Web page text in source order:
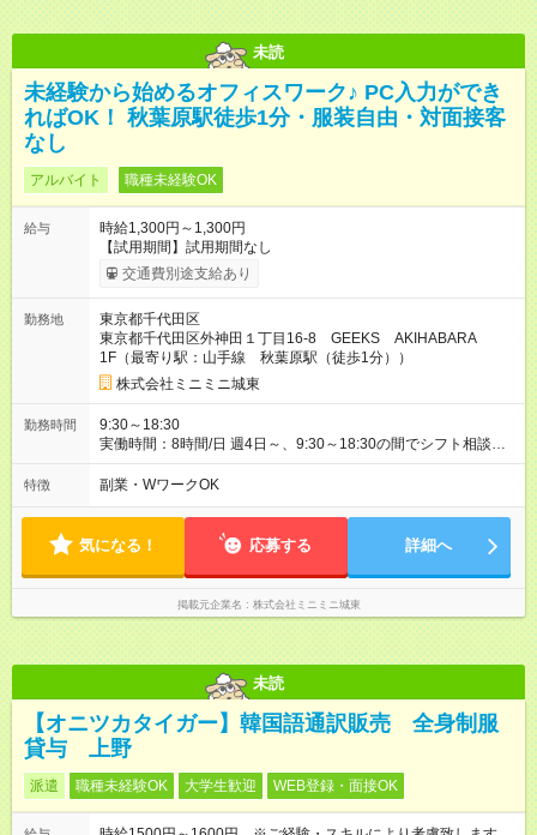
未読
未経験から始めるオフィスワーク♪ PC入力ができ
ればOK！ 秋葉原駅徒歩1分・服装自由・対面接客
なし
アルバイト 職種未経験OK
給与
時給1,300円～1,300円
【試用期間】試用期間なし
交通費別途支給あり
勤務地
東京都千代田区
東京都千代田区外神田１丁目16-8 GEEKS AKIHABARA
1F（最寄り駅：山手線 秋葉原駅（徒歩1分））
株式会社ミニミニ城東
勤務時間
9:30～18:30
実働時間：8時間/日 週4日～、9:30～18:30の間でシフト相談
OK！ あなたのライフスタイルに合わせて、無理のない勤務時間
を一緒に決めましょう。 ガッツリ働きたい方も、時間を調整し
て働きたい方にオススメ。
特徴 副業・WワークOK
気になる！ 応募する 詳細へ
掲載元企業名 株式会社ミニミニ城東
未読
【オニツカタイガー】韓国語通訳販売 全身制服
貸与 上野
派遣 職種未経験OK 大学生歓迎 WEB登録・面接OK